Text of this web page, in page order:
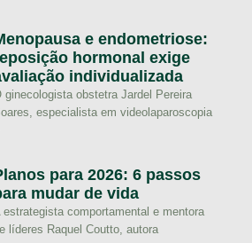
e endometriose:
hormonal exige
individualizada
ginecologista obstetra Jardel Pereira
especialista em videolaparoscopia
para 2026: 6 passos
mudar de vida
estrategista comportamental e mentora
líderes Raquel Coutto, autora